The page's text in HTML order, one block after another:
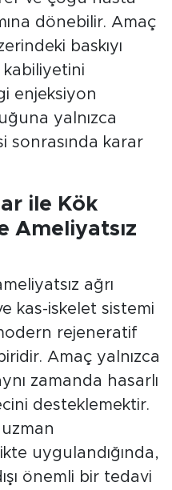
dönebilir. Amaç
baskıyı
enjeksiyon
yalnızca
sonrasında karar
ile Kök
Ameliyatsız
ağrı
kas-iskelet sistemi
rejeneratif
Amaç yalnızca
zamanda hasarlı
desteklemektir.
uygulandığında,
önemli bir tedavi